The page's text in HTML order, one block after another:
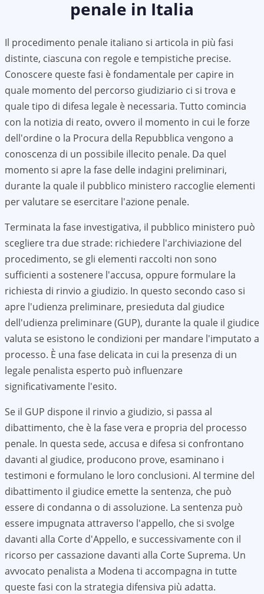
penale in Italia
Il procedimento penale italiano si articola in più fasi
distinte, ciascuna con regole e tempistiche precise.
Conoscere queste fasi è fondamentale per capire in
quale momento del percorso giudiziario ci si trova e
quale tipo di difesa legale è necessaria. Tutto comincia
con la notizia di reato, ovvero il momento in cui le forze
dell'ordine o la Procura della Repubblica vengono a
conoscenza di un possibile illecito penale. Da quel
momento si apre la fase delle indagini preliminari,
durante la quale il pubblico ministero raccoglie elementi
per valutare se esercitare l'azione penale.
Terminata la fase investigativa, il pubblico ministero può
scegliere tra due strade: richiedere l'archiviazione del
procedimento, se gli elementi raccolti non sono
sufficienti a sostenere l'accusa, oppure formulare la
richiesta di rinvio a giudizio. In questo secondo caso si
apre l'udienza preliminare, presieduta dal giudice
dell'udienza preliminare (GUP), durante la quale il giudice
valuta se esistono le condizioni per mandare l'imputato a
processo. È una fase delicata in cui la presenza di un
legale penalista esperto può influenzare
significativamente l'esito.
Se il GUP dispone il rinvio a giudizio, si passa al
dibattimento, che è la fase vera e propria del processo
penale. In questa sede, accusa e difesa si confrontano
davanti al giudice, producono prove, esaminano i
testimoni e formulano le loro conclusioni. Al termine del
dibattimento il giudice emette la sentenza, che può
essere di condanna o di assoluzione. La sentenza può
essere impugnata attraverso l'appello, che si svolge
davanti alla Corte d'Appello, e successivamente con il
ricorso per cassazione davanti alla Corte Suprema. Un
avvocato penalista a Modena ti accompagna in tutte
queste fasi con la strategia difensiva più adatta.